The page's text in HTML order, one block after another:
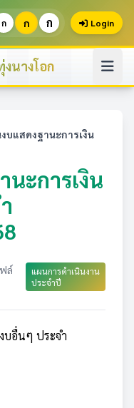
ก ก ก Login
นางโอก
บแสดงฐานะการเงิน
นะการเงิน
ล์
แผนการดำเนินงาน
ประจำปี
บอื่นๆ ประจำ